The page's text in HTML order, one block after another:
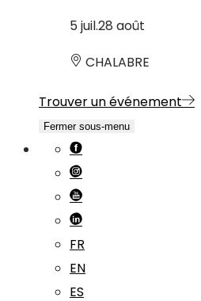
5 juil.28 août
CHALABRE
Trouver un événement
Fermer sous-menu
FR
EN
ES